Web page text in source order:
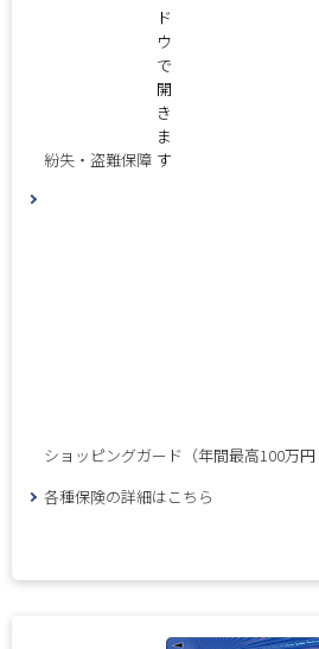
紛失・盗難保障
ショッピングガード（年間最高100万円
各種保険の詳細はこちら